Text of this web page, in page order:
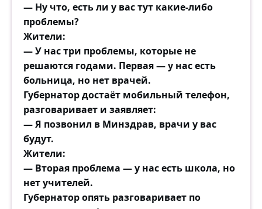
— Ну что, есть ли у вас тут какие-либо
проблемы?
Жители:
— У нас три проблемы, которые не
решаются годами. Первая — у нас есть
больница, но нет врачей.
Губернатор достаёт мобильный телефон,
разговаривает и заявляет:
— Я позвонил в Минздрав, врачи у вас
будут.
Жители:
— Вторая проблема — у нас есть школа, но
нет учителей.
Губернатор опять разговаривает по